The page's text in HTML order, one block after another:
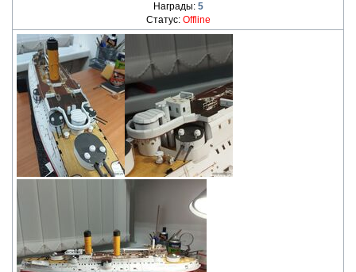
Награды: 5
Статус: Offline